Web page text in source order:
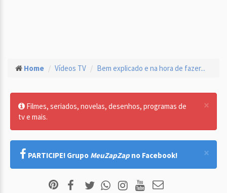
Home Vídeos TV Bem explicado e na hora de fazer...
×
Filmes, seriados, novelas, desenhos, programas de
tv e mais.
×
PARTICIPE! Grupo MeuZapZap no Facebook!